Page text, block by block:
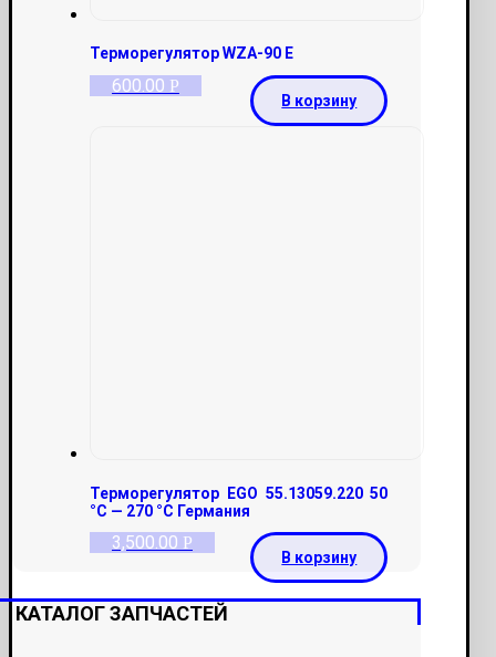
Терморегулятор WZA-90 E
600.00 Р
В корзину
Терморегулятор EGO 55.13059.220 50
°С — 270 °С Германия
3,500.00 Р
В корзину
КАТАЛОГ ЗАПЧАСТЕЙ